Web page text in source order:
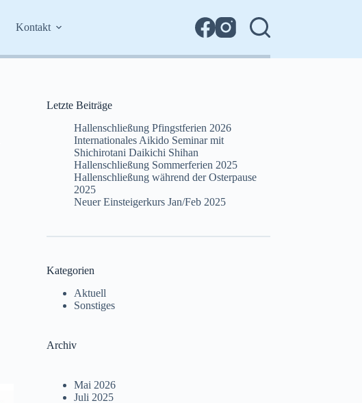
Kontakt
Letzte Beiträge
Hallenschließung Pfingstferien 2026
Internationales Aikido Seminar mit
Shichirotani Daikichi Shihan
Hallenschließung Sommerferien 2025
Hallenschließung während der Osterpause
2025
Neuer Einsteigerkurs Jan/Feb 2025
Kategorien
Aktuell
Sonstiges
Archiv
Mai 2026
Juli 2025